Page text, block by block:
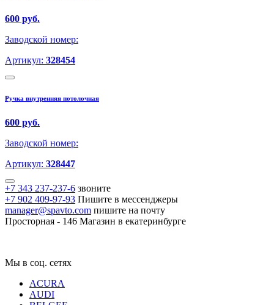
600 руб.
Заводской номер:
Артикул: 328454
Ручка внутренняя потолочная
600 руб.
Заводской номер:
Артикул: 328447
+7 343 237-237-6 звоните
+7 902 409-97-93 Пишите в мессенджеры
manager@spavto.com пишите на почту
Просторная - 146 Магазин в екатеринбурге
Мы в соц. сетях
ACURA
AUDI